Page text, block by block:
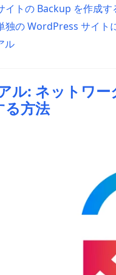
イトの Backup を作成す
独の WordPress サイト
ル
ル: ネットワ
る方法